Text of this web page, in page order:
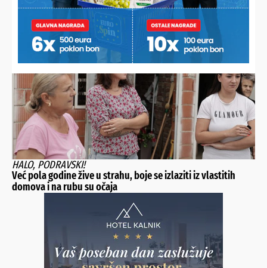
PRESPAJA SE PLINOVOD
Stanovnici 19 ulica mogli bi biti bez plina i do 36 sati
HALO, PODRAVSKI!
Već pola godine žive u strahu, boje se izlaziti iz vlastitih
domova i na rubu su očaja